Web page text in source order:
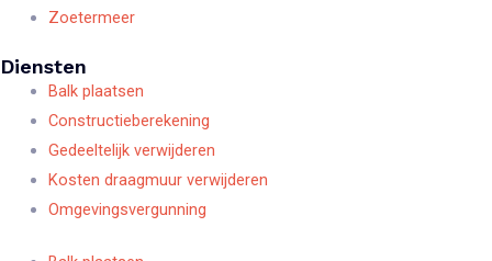
Zoetermeer
Diensten
Balk plaatsen
Constructieberekening
Gedeeltelijk verwijderen
Kosten draagmuur verwijderen
Omgevingsvergunning